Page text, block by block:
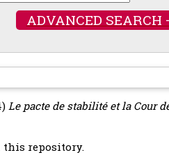
ADVANCED SEARCH
Le pacte de stabilité et la Cour
this repository.